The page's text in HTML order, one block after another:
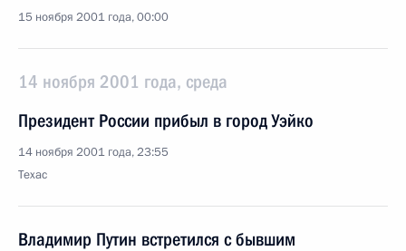
15 ноября 2001 года, 00:00
14 ноября 2001 года, среда
Президент России прибыл в город Уэйко
14 ноября 2001 года, 23:55
Техас
Владимир Путин встретился с бывшим